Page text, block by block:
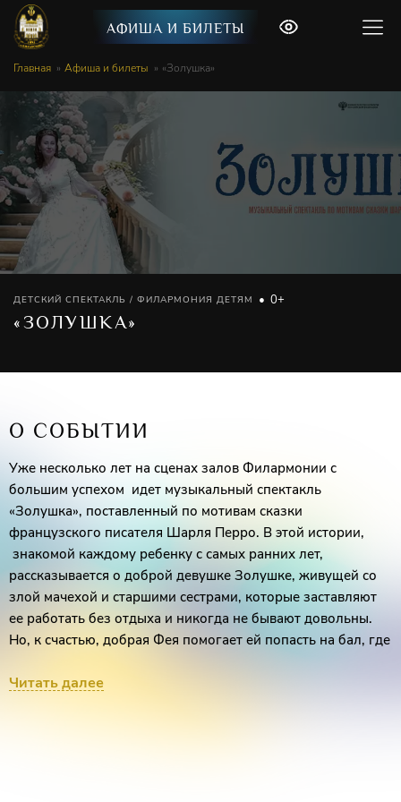
АФИША И БИЛЕТЫ
Главная Афиша и билеты «Золушка»
ДЕТСКИЙ СПЕКТАКЛЬ / ФИЛАРМОНИЯ ДЕТЯМ 0+
«ЗОЛУШКА»
О СОБЫТИИ
Уже несколько лет на сценах залов Филармонии с
большим успехом идет музыкальный спектакль
«Золушка», поставленный по мотивам сказки
французского писателя Шарля Перро. В этой истории,
знакомой каждому ребенку с самых ранних лет,
рассказывается о доброй девушке Золушке, живущей со
злой мачехой и старшими сестрами, которые заставляют
ее работать без отдыха и никогда не бывают довольны.
Но, к счастью, добрая Фея помогает ей попасть на бал, где
Читать далее